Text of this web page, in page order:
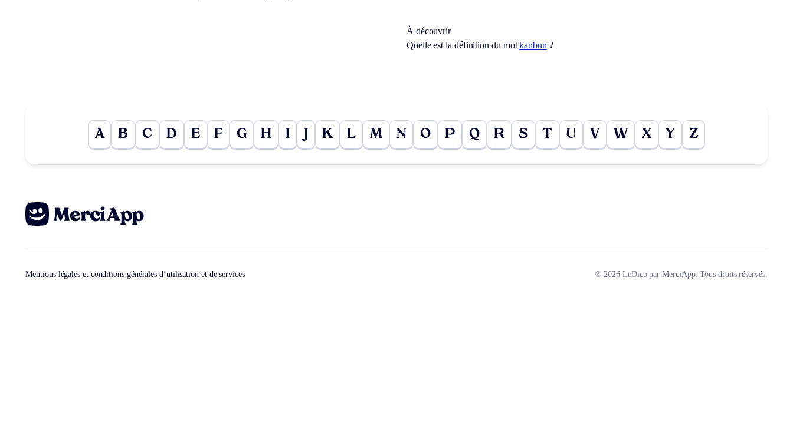
À découvrir
Quelle est la définition du motkanbun ?
A B C D E F G H I K L M N O P Q R S T U V W X Y Z
Mentions légales et conditions générales d’utilisation et de services © 2026 LeDico par MerciApp. Tous droits réservés.